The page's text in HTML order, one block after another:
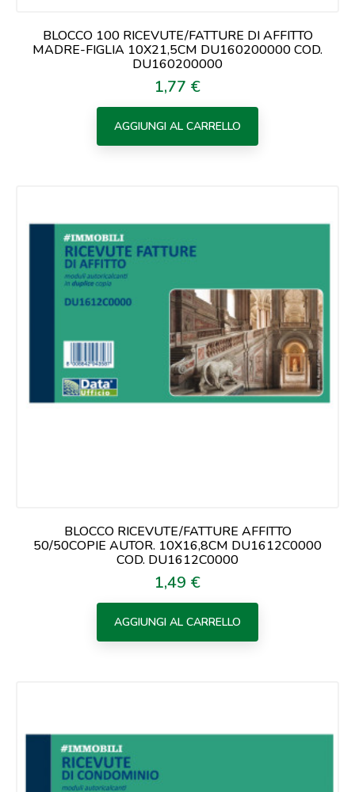
BLOCCO 100 RICEVUTE/FATTURE DI AFFITTO
MADRE-FIGLIA 10X21,5CM DU160200000 COD.
DU160200000
Prezzo
1,77 €
AGGIUNGI AL CARRELLO
BLOCCO RICEVUTE/FATTURE AFFITTO
50/50COPIE AUTOR. 10X16,8CM DU1612C0000
COD. DU1612C0000
Prezzo
1,49 €
AGGIUNGI AL CARRELLO